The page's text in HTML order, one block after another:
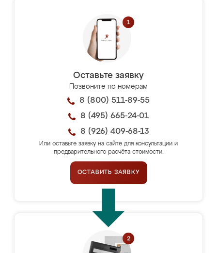
Оставьте заявку
Позвоните по номерам
8 (800) 511-89-55
8 (495) 665-24-01
8 (926) 409-68-13
Или оставьте заявку на сайте для консультации и
предварительного расчёта стоимости.
ОСТАВИТЬ ЗАЯВКУ